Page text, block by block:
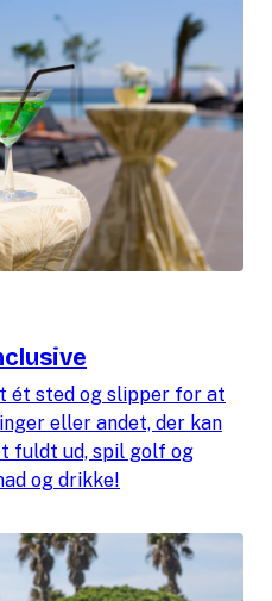
ét sted og slipper for at
eller andet, der kan
fuldt ud, spil golf og
og drikke!